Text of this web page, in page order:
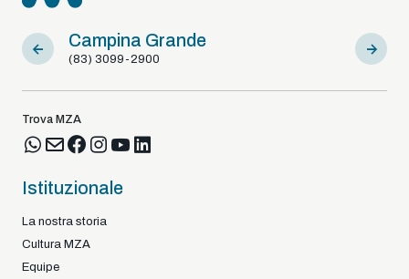
Campina Grande
(83) 3099-2900
Sousa
(83)
Trova MZA
Istituzionale
La nostra storia
Cultura MZA
Equipe